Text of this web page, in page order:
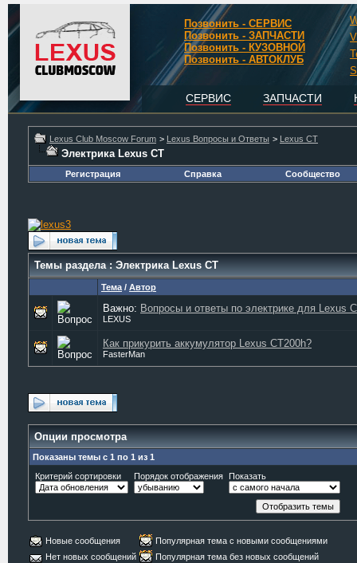
Позвонить - СЕРВИС
Позвонить - ЗАПЧАСТИ
Позвонить - КУЗОВНОЙ
Позвонить - АВТОКЛУБ
СЕРВИС ЗАПЧАСТИ
Lexus Club Moscow Forum > Lexus Вопросы и Ответы > Lexus CT
Электрика Lexus CT
Регистрация Справка Сообщество
Темы раздела: Электрика Lexus CT
Тема / Автор
Важно: Вопросы и ответы по электрике для Lexus
LEXUS
Как прикурить аккумулятор Lexus CT200h?
FasterMan
Опции просмотра
Показаны темы с 1 по 1 из 1
Критерий сортировки
Порядок отображения Показать
Новые сообщения
Популярная тема с новыми сообщениями
Нет новых сообщений
Популярная тема без новых сообщений